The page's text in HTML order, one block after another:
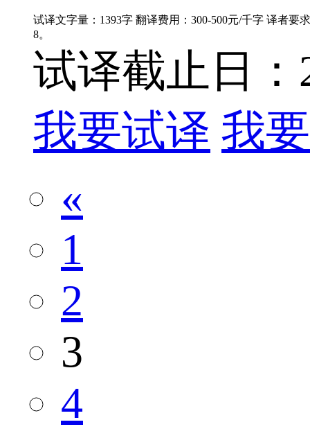
试译文字量：1393字 翻译费用：300-500元/千字 译者要
8。
试译截止日：
我要试译 我
«
1
2
3
4